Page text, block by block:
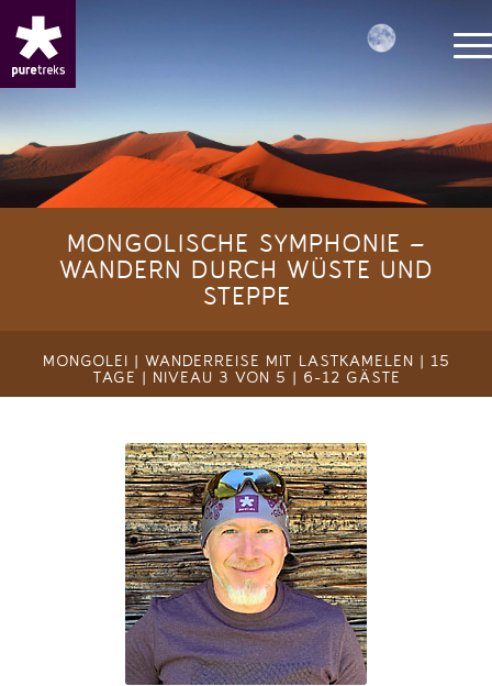
MONGOLISCHE SYMPHONIE –
WANDERN DURCH WÜSTE UND
STEPPE
MONGOLEI | WANDERREISE MIT LASTKAMELEN | 15
TAGE | NIVEAU 3 VON 5 | 6-12 GÄSTE